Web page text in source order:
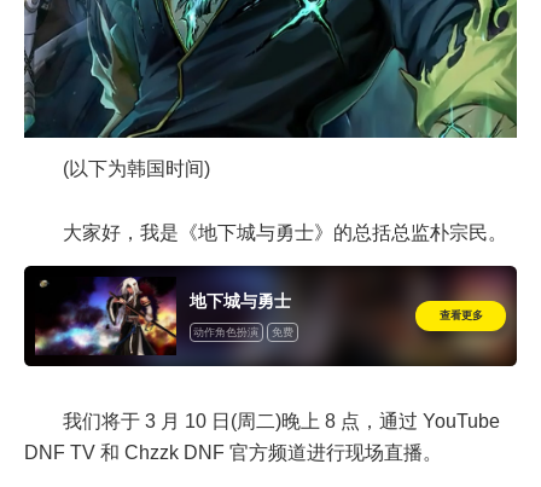
(以下为韩国时间)
大家好，我是《地下城与勇士》的总括总监朴宗民。
地下城与勇士
动作角色扮演 免费
查看更多
我们将于 3 月 10 日(周二)晚上 8 点，通过 YouTube
DNF TV 和 Chzzk DNF 官方频道进行现场直播。